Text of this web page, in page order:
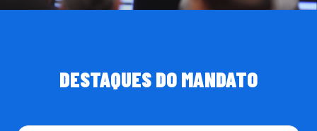
DESTAQUES DO MANDATO